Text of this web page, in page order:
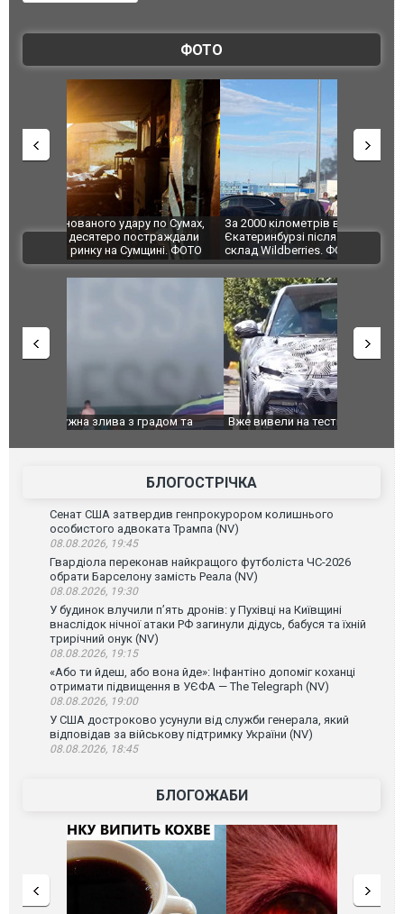
ФОТО
За 2000 кілометрів від кордону з Україною: в
Єкатеринбурзі після атаки дронів загорівся
склад Wildberries. ФОТО. ВІДЕО
"Мої
ВІДЕО
Вже вивели на тести: Ferrari готує оновлення
Вийшов
фільму
БЛОГОСТРІЧКА
Сенат США затвердив генпрокурором колишнього
особистого адвоката Трампа (NV)
08.08.2026, 19:45
Гвардіола переконав найкращого футболіста ЧС-2026
обрати Барселону замість Реала (NV)
08.08.2026, 19:30
У будинок влучили п’ять дронів: у Пухівці на Київщині
внаслідок нічної атаки РФ загинули дідусь, бабуся та їхній
трирічний онук (NV)
08.08.2026, 19:15
«Або ти йдеш, або вона йде»: Інфантіно допоміг коханці
отримати підвищення в УЄФА — The Telegraph (NV)
08.08.2026, 19:00
У США достроково усунули від служби генерала, який
відповідав за військову підтримку України (NV)
08.08.2026, 18:45
БЛОГОЖАБИ